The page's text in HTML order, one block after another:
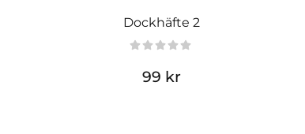
Dockhäfte 2
99 kr